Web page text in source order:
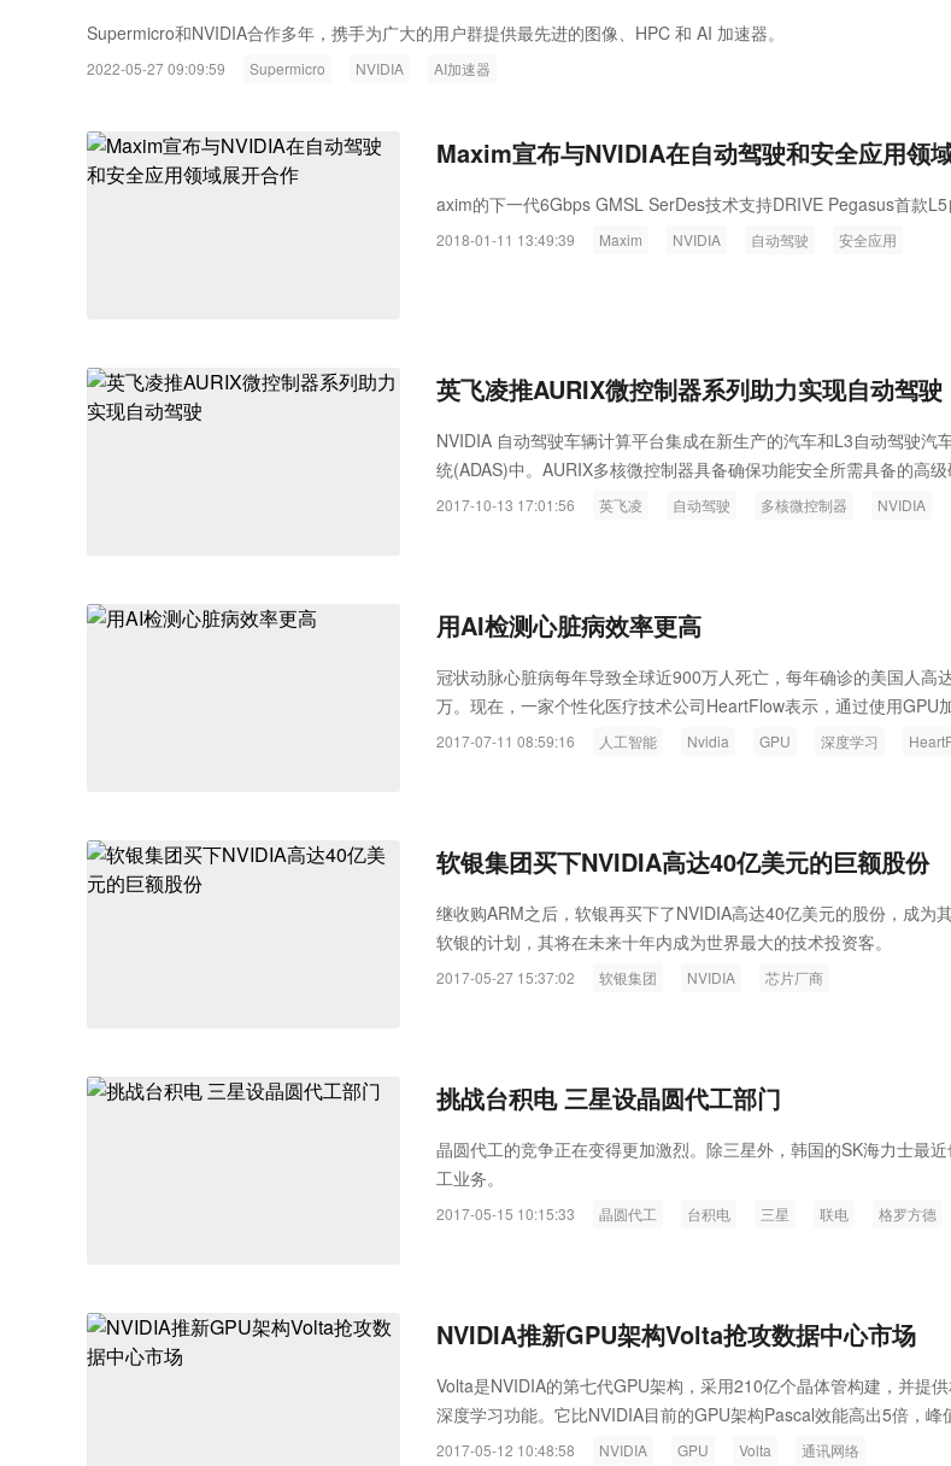
Supermicro和NVIDIA合作多年，携手为广大的用户群提供最先进的图像、HPC 和 AI 加速器。
2022-05-27 09:09:59 Supermicro NVIDIA AI加速器
Maxim宣布与NVIDIA在自动驾驶和安全应用领
axim的下一代6Gbps GMSL SerDes技术支持DRIVE Pegasus首款L5
2018-01-11 13:49:39 Maxim NVIDIA 自动驾驶 安全应用
英飞凌推AURIX微控制器系列助力实现自动驾驶
NVIDIA 自动驾驶车辆计算平台集成在新生产的汽车和L3自动驾驶汽
统(ADAS)中。AURIX多核微控制器具备确保功能安全所需具备的高
集成在ADAS和自动驾驶(AD)平台。
2017-10-13 17:01:56 英飞凌 自动驾驶 多核微控制器 NVIDIA
用AI检测心脏病效率更高
冠状动脉心脏病每年导致全球近900万人死亡，每年确诊的美国人高
万。现在，一家个性化医疗技术公司HeartFlow表示，通过使用GPU
智能(AI)将为心脏病的治疗找到更好的解决方案。
2017-07-11 08:59:16 人工智能 Nvidia GPU 深度学习
软银集团买下NVIDIA高达40亿美元的巨额股份
继收购ARM之后，软银再买下了NVIDIA高达40亿美元的股份，成为
软银的计划，其将在未来十年内成为世界最大的技术投资客。
2017-05-27 15:37:02 软银集团 NVIDIA 芯片厂商
挑战台积电 三星设晶圆代工部门
晶圆代工的竞争正在变得更加激烈。除三星外，韩国的SK海力士最
工业务。
2017-05-15 10:15:33 晶圆代工 台积电 三星 联电 格罗方德
NVIDIA推新GPU架构Volta抢攻数据中心市场
Volta是NVIDIA的第七代GPU架构，采用210亿个晶体管构建，并提
深度学习功能。它比NVIDIA目前的GPU架构Pascal效能高出5倍，峰
比两年前推出的Maxwell架构提高15倍。
2017-05-12 10:48:58 NVIDIA GPU Volta 通讯网络